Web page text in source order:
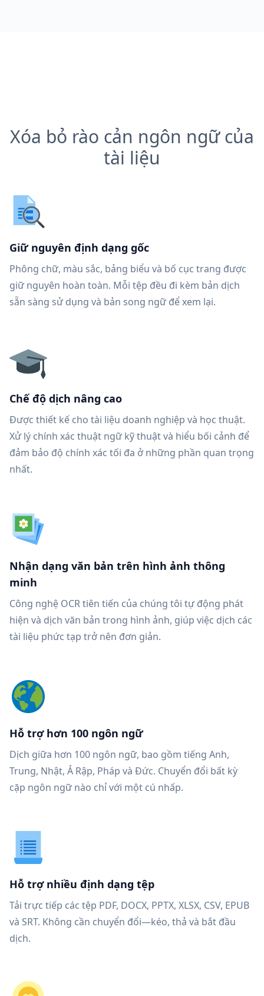
Xóa bỏ rào cản ngôn ngữ của
tài liệu
Giữ nguyên định dạng gốc
Phông chữ, màu sắc, bảng biểu và bố cục trang được
giữ nguyên hoàn toàn. Mỗi tệp đều đi kèm bản dịch
sẵn sàng sử dụng và bản song ngữ để xem lại.
Chế độ dịch nâng cao
Được thiết kế cho tài liệu doanh nghiệp và học thuật.
Xử lý chính xác thuật ngữ kỹ thuật và hiểu bối cảnh để
đảm bảo độ chính xác tối đa ở những phần quan trọng
nhất.
Nhận dạng văn bản trên hình ảnh thông
minh
Công nghệ OCR tiên tiến của chúng tôi tự động phát
hiện và dịch văn bản trong hình ảnh, giúp việc dịch các
tài liệu phức tạp trở nên đơn giản.
Hỗ trợ hơn 100 ngôn ngữ
Dịch giữa hơn 100 ngôn ngữ, bao gồm tiếng Anh,
Trung, Nhật, Ả Rập, Pháp và Đức. Chuyển đổi bất kỳ
cặp ngôn ngữ nào chỉ với một cú nhấp.
Hỗ trợ nhiều định dạng tệp
Tải trực tiếp các tệp PDF, DOCX, PPTX, XLSX, CSV, EPUB
và SRT. Không cần chuyển đổi—kéo, thả và bắt đầu
dịch.